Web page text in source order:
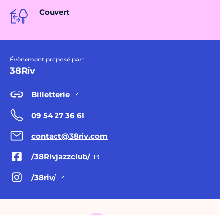
Couvert
Évènement proposé par :
38Riv
Billetterie
09 54 27 36 61
contact@38riv.com
/38Rivjazzclub/
/38riv/